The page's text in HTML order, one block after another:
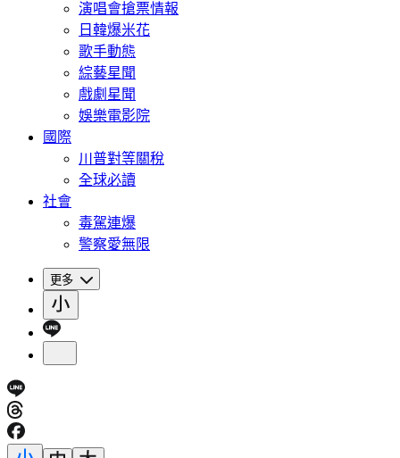
演唱會搶票情報
日韓爆米花
歌手動態
綜藝星聞
戲劇星聞
娛樂電影院
國際
川普對等關稅
全球必讀
社會
毒駕連爆
警察愛無限
更多